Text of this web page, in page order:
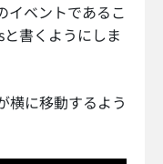
イベントであるこ
書くようにしま
横に移動するよう